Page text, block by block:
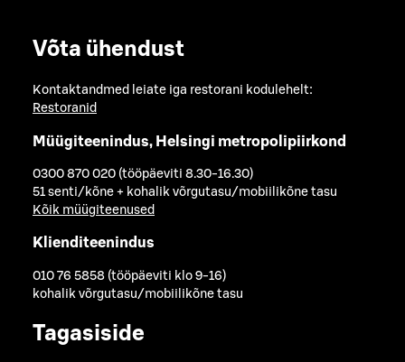
Võta ühendust
Kontaktandmed leiate iga restorani kodulehelt:
Restoranid
Müügiteenindus, Helsingi metropolipiirkond
0300 870 020 (tööpäeviti 8.30-16.30)
51 senti/kõne + kohalik võrgutasu/mobiilikõne tasu
Kõik müügiteenused
Klienditeenindus
010 76 5858 (tööpäeviti klo 9-16)
kohalik võrgutasu/mobiilikõne tasu
Tagasiside